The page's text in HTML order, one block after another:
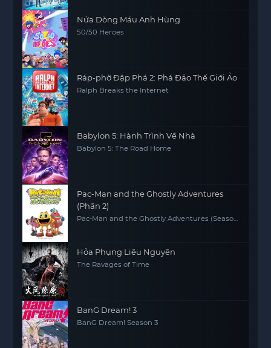
Nửa Dòng Máu Anh Hùng
50/50 Heroes
Ráp-phờ Đập Phá 2: Phá Đảo Thế Giới Ảo
Ralph Breaks the Internet
Babylon 5: Hành Trình Về Nhà
Babylon 5: The Road Home
Pac-Man and the Ghostly Adventures
(Phần 2)
Pac-Man and the Ghostly Adventures (Season
Hỏa Phụng Liêu Nguyên
The Ravages of Time
BanG Dream! 3
BanG Dream! Season 3